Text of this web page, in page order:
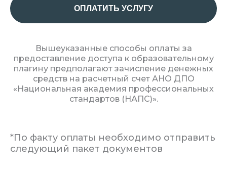
ОПЛАТИТЬ УСЛУГУ
Вышеуказанные способы оплаты за
предоставление доступа к образовательному
плагину предполагают зачисление денежных
средств на расчетный счет АНО ДПО
«Национальная академия профессиональных
стандартов (НАПС)».
*По факту оплаты необходимо отправить
следующий пакет документов